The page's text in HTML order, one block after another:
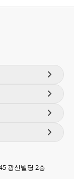
chevron_right
chevron_right
chevron_right
chevron_right
광신빌딩 2층